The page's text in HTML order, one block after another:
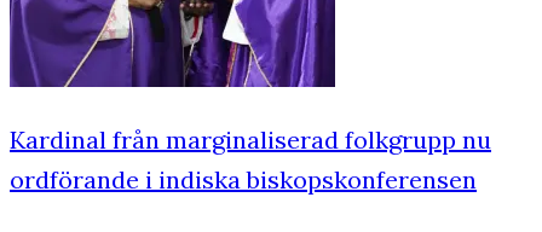
Kardinal från marginaliserad folkgrupp nu
ordförande i indiska biskopskonferensen